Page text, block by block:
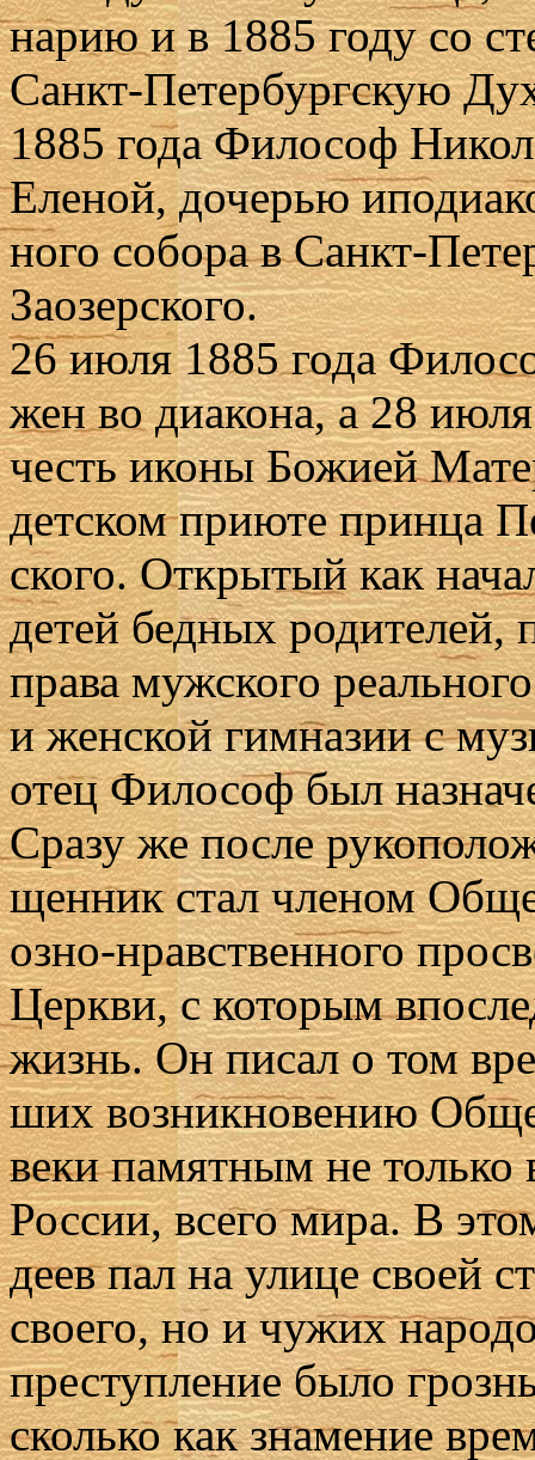
на­рию и в 1885 го­ду со
Санкт-Пе­тер­бург­скую
1885 го­да Фило­соф
Еле­ной, до­че­рью
но­го со­бо­ра в Санкт-
За­озер­ско­го.
26 июля 1885 го­да
жен во диа­ко­на, а 28
честь ико­ны Бо­жи­ей
дет­ском при­юте прин­ца
ско­го. От­кры­тый как
де­тей бед­ных ро­ди­те­лей,
пра­ва муж­ско­го
и жен­ской гим­на­зии с
отец Фило­соф был
Сра­зу же по­сле
щен­ник стал чле­ном
оз­но-нрав­ствен­но­го
Церк­ви, с ко­то­рым
жизнь. Он пи­сал о том
ших воз­ник­но­ве­нию
ве­ки па­мят­ным не толь­ко
Рос­сии, все­го ми­ра. В
де­ев пал на ули­це сво­ей
сво­е­го, но и чу­жих
пре­ступ­ле­ние бы­ло
сколь­ко как зна­ме­ние